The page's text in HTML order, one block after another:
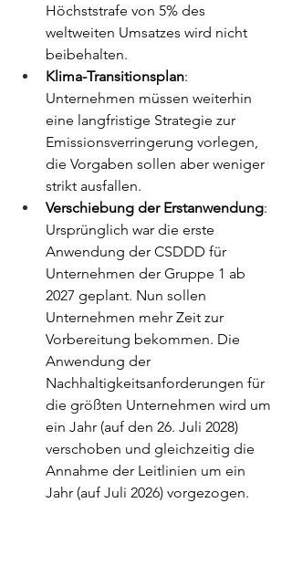
Höchststrafe von 5% des
weltweiten Umsatzes wird nicht
beibehalten.
Klima-Transitionsplan:
Unternehmen müssen weiterhin
eine langfristige Strategie zur
Emissionsverringerung vorlegen,
die Vorgaben sollen aber weniger
strikt ausfallen.
Verschiebung der Erstanwendung:
Ursprünglich war die erste
Anwendung der CSDDD für
Unternehmen der Gruppe 1 ab
2027 geplant. Nun sollen
Unternehmen mehr Zeit zur
Vorbereitung bekommen. Die
Anwendung der
Nachhaltigkeitsanforderungen für
die größten Unternehmen wird um
ein Jahr (auf den 26. Juli 2028)
verschoben und gleichzeitig die
Annahme der Leitlinien um ein
Jahr (auf Juli 2026) vorgezogen.